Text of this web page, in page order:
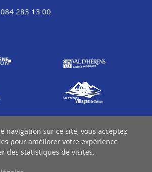
283 13 00
navigation sur ce site, vous acceptez
pour améliorer votre expérience
des statistiques de visites.